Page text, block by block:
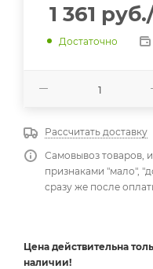
1 361 руб.
Достаточно
Рассчитать доставку
Самовывоз товаров,
признаками "мало",
сразу же после
Цена действительна
наличии!